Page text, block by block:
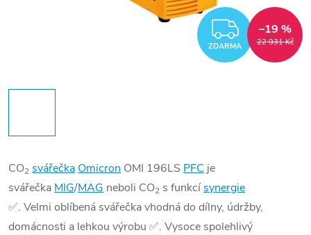
ZDARMA 22 931 Kč
–19 %
CO2 svářečka Omicron OMI 196LS PFC je
svářečka MIG/MAG neboli CO2 s funkcísynergie
✅. Velmi oblíbená svářečka vhodná do dílny, údržby,
domácnosti a lehkou výrobu ✅. Vysoce spolehlivý